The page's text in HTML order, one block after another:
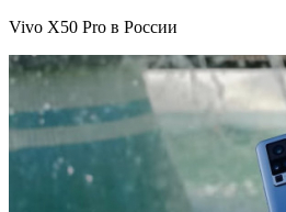
Vivo X50 Pro в России